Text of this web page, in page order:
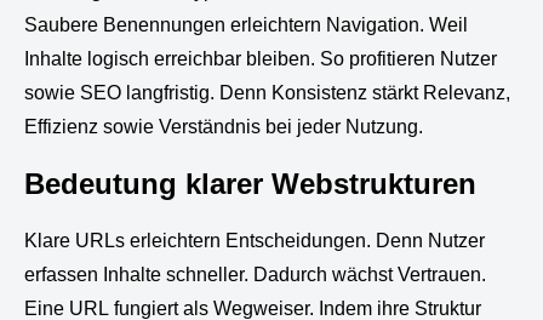
Saubere Benennungen erleichtern Navigation. Weil
Inhalte logisch erreichbar bleiben. So profitieren Nutzer
sowie SEO langfristig. Denn Konsistenz stärkt Relevanz,
Effizienz sowie Verständnis bei jeder Nutzung.
Bedeutung klarer Webstrukturen
Klare URLs erleichtern Entscheidungen. Denn Nutzer
erfassen Inhalte schneller. Dadurch wächst Vertrauen.
Eine URL fungiert als Wegweiser. Indem ihre Struktur